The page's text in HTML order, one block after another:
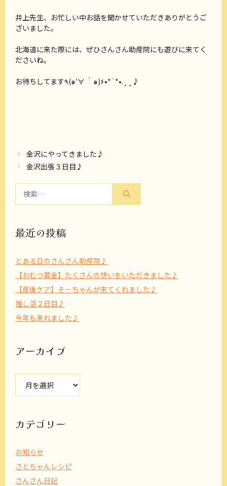
井上先生、お忙しい中お話を聞かせていただきありがとうご
ざいました。
北海道に来た際には、ぜひさんさん助産院にも遊びに来てく
ださいね。
お待ちしてます٩(๑′∀ ‵๑)۶•*¨*•.¸¸♪
金沢にやってきました♪
金沢出張３日目♪
最近の投稿
とある日のさんさん助産院♪
【おむつ募金】たくさんの想いをいただきました♪
【産後ケア】そーちゃんが来てくれました♪
推し活２日目♪
今年も来れました♪
アーカイブ
カ
ブ
カテゴリー
お知らせ
さとちゃんレシピ
さんさん日記